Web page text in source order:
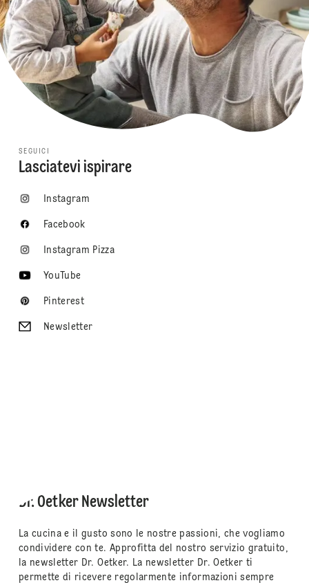
SEGUICI
Lasciatevi ispirare
Instagram
Facebook
Instagram Pizza
YouTube
Pinterest
Newsletter
Dr. Oetker Newsletter
La cucina e il gusto sono le nostre passioni, che vogliamo
condividere con te. Approfitta del nostro servizio gratuito,
la newsletter Dr. Oetker. La newsletter Dr. Oetker ti
permette di ricevere regolarmente informazioni sempre